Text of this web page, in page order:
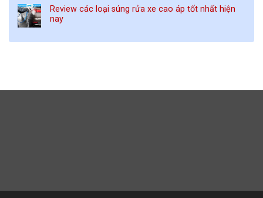
Review các loại súng rửa xe cao áp tốt nhất hiện
nay